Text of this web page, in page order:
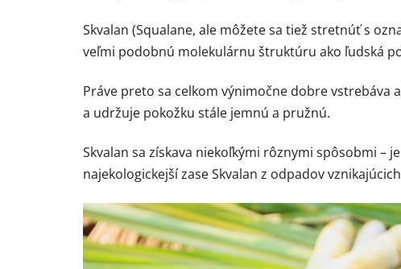
Skvalan (Squalane, ale môžete sa tiež stretnúť s
veľmi podobnú molekulárnu štruktúru ako ľudská
Práve preto sa celkom výnimočne dobre vstrebáva
a udržuje pokožku stále jemnú a pružnú.
Skvalan sa získava niekoľkými rôznymi spôsobmi –
najekologickejší zase Skvalan z odpadov